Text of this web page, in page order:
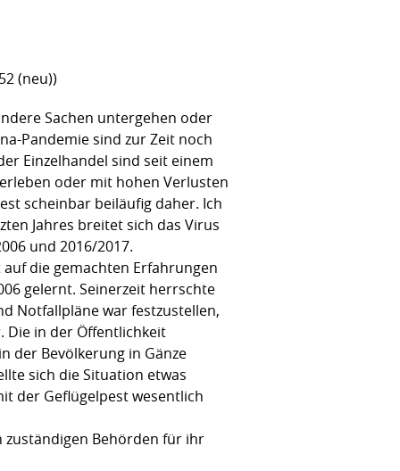
(neu))
Sachen untergehen oder
Pandemie sind zur Zeit noch
Einzelhandel sind seit einem
oder mit hohen Verlusten
scheinbar beiläufig daher. Ich
Jahres breitet sich das Virus
und 2016/2017.
die gemachten Erfahrungen
gelernt. Seinerzeit herrschte
Notfallpläne war festzustellen,
Die in der Öffentlichkeit
der Bevölkerung in Gänze
sich die Situation etwas
der Geflügelpest wesentlich
zuständigen Behörden für ihr